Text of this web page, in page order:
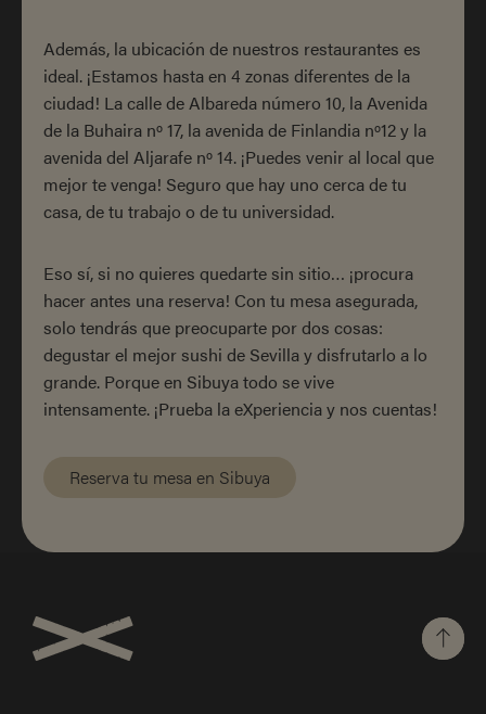
Además, la ubicación de nuestros restaurantes es
ideal. ¡Estamos hasta en 4 zonas diferentes de la
ciudad! La calle de Albareda número 10, la Avenida
de la Buhaira nº 17, la avenida de Finlandia nº12 y la
avenida del Aljarafe nº 14. ¡Puedes venir al local que
mejor te venga! Seguro que hay uno cerca de tu
casa, de tu trabajo o de tu universidad.
Eso sí, si no quieres quedarte sin sitio… ¡procura
hacer antes una reserva! Con tu mesa asegurada,
solo tendrás que preocuparte por dos cosas:
degustar el mejor sushi de Sevilla y disfrutarlo a lo
grande. Porque en Sibuya todo se vive
intensamente. ¡Prueba la eXperiencia y nos cuentas!
Reserva tu mesa en Sibuya